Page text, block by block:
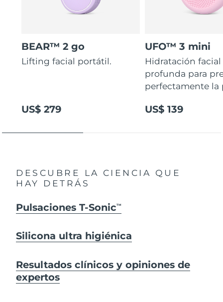
BEAR™ 2 go
Lifting facial portátil.
US$ 279
UFO™ 3 mini
Hidratación facial
profunda para
perfectamente la
US$ 139
DESCUBRE LA CIENCIA QUE
HAY DETRÁS
Pulsaciones T-SonicTM
Silicona ultra higiénica
Resultados clínicos y opiniones de
expertos